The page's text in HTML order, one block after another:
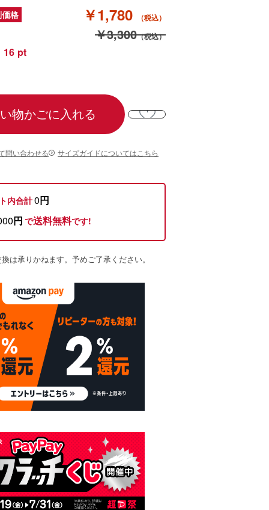
格 ￥1,780
￥3,300
16
内合計0円
円 で送料無料です!
物かごに入れる
問い合わせる サイズガイドについてはこちら
は承りかねます。予めご了承ください。